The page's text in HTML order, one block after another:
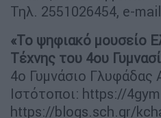
Τηλ. 2551026454, e-
«Το ψηφιακό μουσείο
Τέχνης του 4ου
4ο Γυμνάσιο Γλυφάδας
Ιστότοποι: https://
https://blogs.sch.gr/